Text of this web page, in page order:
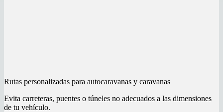
Rutas personalizadas para autocaravanas y caravanas
Evita carreteras, puentes o túneles no adecuados a las dimensiones
de tu vehículo.